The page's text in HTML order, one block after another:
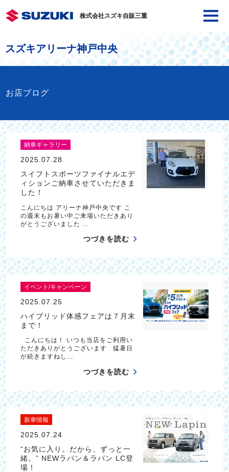
株式会社スズキ自販三重
スズキアリーナ神戸中央
お店ブログ
納車ギャラリー
2025.07.28
スイフトスポーツファイナルエデ
ィションご納車させていただきま
した！
こんにちは アリーナ神戸中央です こ
の週末もお暑い中ご来場いただきあり
がとうございました …
つづきを読む
イベント/キャンペーン
2025.07.25
ハイブリッド体感フェアは７月末
まで！
こんにちは！ いつも当店をご利用い
ただきありがとうございます 猛暑日
が続きますねし…
つづきを読む
新車情報
2025.07.24
“お気に入り。だから、ずっと一
緒。” NEWラパン＆ラパン LC登
場！